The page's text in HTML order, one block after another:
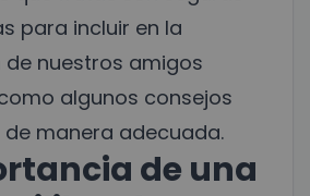
para incluir en la
nuestros amigos
algunos consejos
manera adecuada.
de una